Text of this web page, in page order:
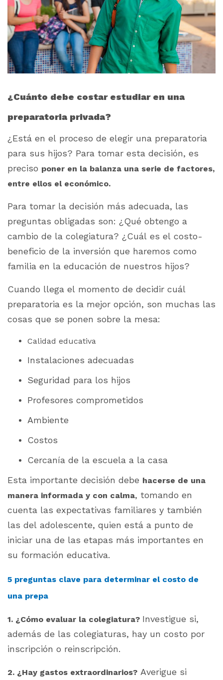
¿Cuánto debe costar estudiar en una
preparatoria privada?
¿Está en el proceso de elegir una preparatoria
para sus hijos? Para tomar esta decisión, es
preciso poner en la balanza una serie de factores,
entre ellos el económico.
Para tomar la decisión más adecuada, las
preguntas obligadas son: ¿Qué obtengo a
cambio de la colegiatura? ¿Cuál es el costo-
beneficio de la inversión que haremos como
familia en la educación de nuestros hijos?
Cuando llega el momento de decidir cuál
preparatoria es la mejor opción, son muchas las
cosas que se ponen sobre la mesa:
Calidad educativa
Instalaciones adecuadas
Seguridad para los hijos
Profesores comprometidos
Ambiente
Costos
Cercanía de la escuela a la casa
Esta importante decisión debe hacerse de una
manera informada y con calma, tomando en
cuenta las expectativas familiares y también
las del adolescente, quien está a punto de
iniciar una de las etapas más importantes en
su formación educativa.
5 preguntas clave para determinar el costo de
una prepa
1. ¿Cómo evaluar la colegiatura? Investigue si,
además de las colegiaturas, hay un costo por
inscripción o reinscripción.
2. ¿Hay gastos extraordinarios? Averigue si